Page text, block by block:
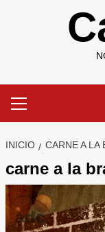
primario
INICIO CARNE A LA
carne a la